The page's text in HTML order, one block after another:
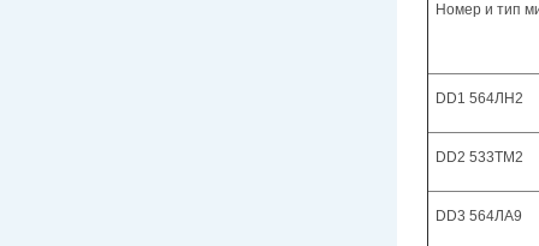
Номер и тип
DD1 564ЛН2
DD2 533ТМ2
DD3 564ЛА9